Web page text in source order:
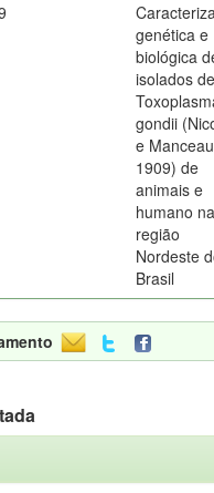
genética e
biológica
isolados de
gondii
e
1909) de
animais e
humano na
região
Nordeste
Brasil